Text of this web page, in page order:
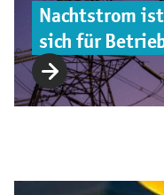
Nachtstrom
sich für